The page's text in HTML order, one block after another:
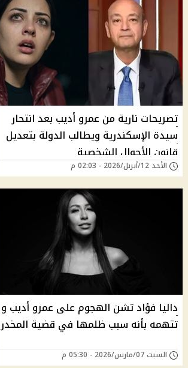
تصريحات نارية من عمرو أديب بعد انتحار
سيدة الإسكندرية ويطالب الدولة بتعديل
قانون الأحوال الشخصية
الأحد 12/أبريل/2026 - 02:03 م
داليا فؤاد تشن الهجوم على عمرو أديب و
تتهمه بأنه سبب ظلمها في قضية المخدر
السبت 07/مارس/2026 - 05:30 م